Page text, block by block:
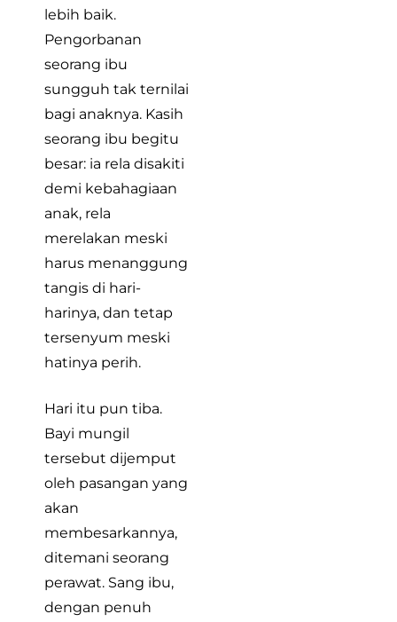
lebih baik.
Pengorbanan
seorang ibu
sungguh tak ternilai
bagi anaknya. Kasih
seorang ibu begitu
besar: ia rela disakiti
demi kebahagiaan
anak, rela
merelakan meski
harus menanggung
tangis di hari-
harinya, dan tetap
tersenyum meski
hatinya perih.
Hari itu pun tiba.
Bayi mungil
tersebut dijemput
oleh pasangan yang
akan
membesarkannya,
ditemani seorang
perawat. Sang ibu,
dengan penuh